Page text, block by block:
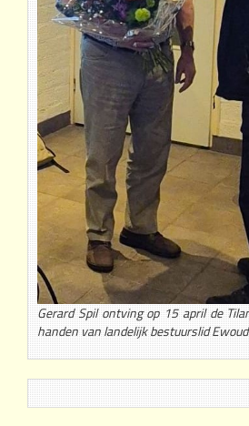
Gerard Spil ontving op 15 april de
handen van landelijk bestuurslid